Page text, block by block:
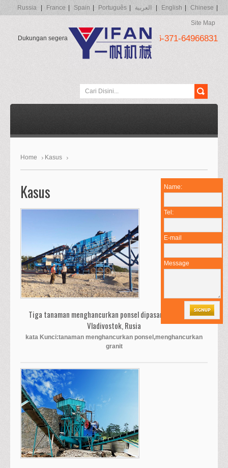
Russia France Spain Português العربية English Chinese
Site Map
Dukungan segera situs atau kejauhan Call: +86-371-64966831
Home Kasus
Kasus
Tiga tanaman menghancurkan ponsel dipasang berhasil di
Vladivostok, Rusia
kata Kunci:tanaman menghancurkan ponsel,menghancurkan
granit
Name:
Tel:
E-mail
Message